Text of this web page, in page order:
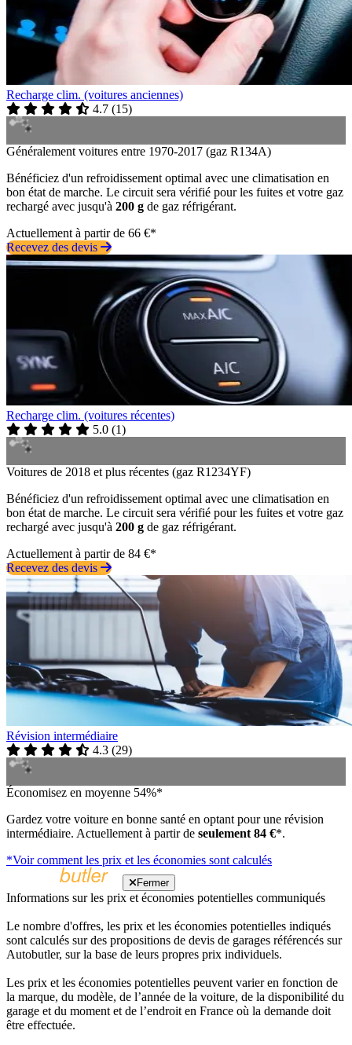
Recharge clim. (voitures anciennes)
4.7 (15)
Généralement voitures entre 1970-2017 (gaz R134A)
Bénéficiez d'un refroidissement optimal avec une climatisation en
bon état de marche. Le circuit sera vérifié pour les fuites et votre gaz
rechargé avec jusqu'à 200 g de gaz réfrigérant.
Actuellement à partir de 66 €*
Recevez des devis
Recharge clim. (voitures récentes)
5.0 (1)
Voitures de 2018 et plus récentes (gaz R1234YF)
Bénéficiez d'un refroidissement optimal avec une climatisation en
bon état de marche. Le circuit sera vérifié pour les fuites et votre gaz
rechargé avec jusqu'à 200 g de gaz réfrigérant.
Actuellement à partir de 84 €*
Recevez des devis
Révision intermédiaire
4.3 (29)
Économisez en moyenne 54%*
Gardez votre voiture en bonne santé en optant pour une révision
intermédiaire. Actuellement à partir de seulement 84 €*.
*Voir comment les prix et les économies sont calculés
Fermer
Informations sur les prix et économies potentielles communiqués
Le nombre d'offres, les prix et les économies potentielles indiqués
sont calculés sur des propositions de devis de garages référencés sur
Autobutler, sur la base de leurs propres prix individuels.
Les prix et les économies potentielles peuvent varier en fonction de
la marque, du modèle, de l’année de la voiture, de la disponibilité du
garage et du moment et de l’endroit en France où la demande doit
être effectuée.